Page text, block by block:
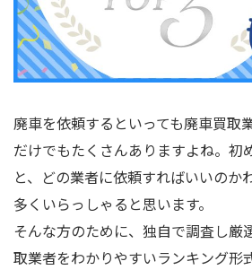
廃車を依頼するといっても廃車買取
だけでもたくさんありますよね。初
と、どの業者に依頼すればいいのか
多くいらっしゃると思います。
そんな方のために、独自で調査し厳
取業者をわかりやすいランキング形